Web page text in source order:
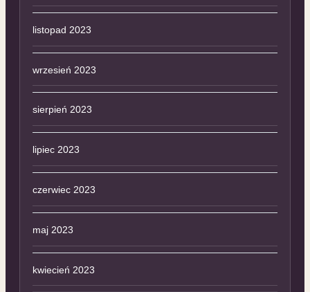
listopad 2023
wrzesień 2023
sierpień 2023
lipiec 2023
czerwiec 2023
maj 2023
kwiecień 2023